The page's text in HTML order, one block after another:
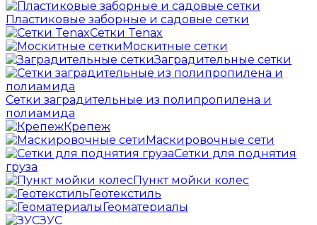
Пластиковые заборные и садовые сетки
Сетки Tenax
Москитные сетки
Заградительные сетки
Сетки заградительные из полипропилена и
полиамида
Крепеж
Маскировочные сети
Сетки для поднятия
груза
Пункт мойки колес
Геотекстиль
Геоматериалы
ЗУС